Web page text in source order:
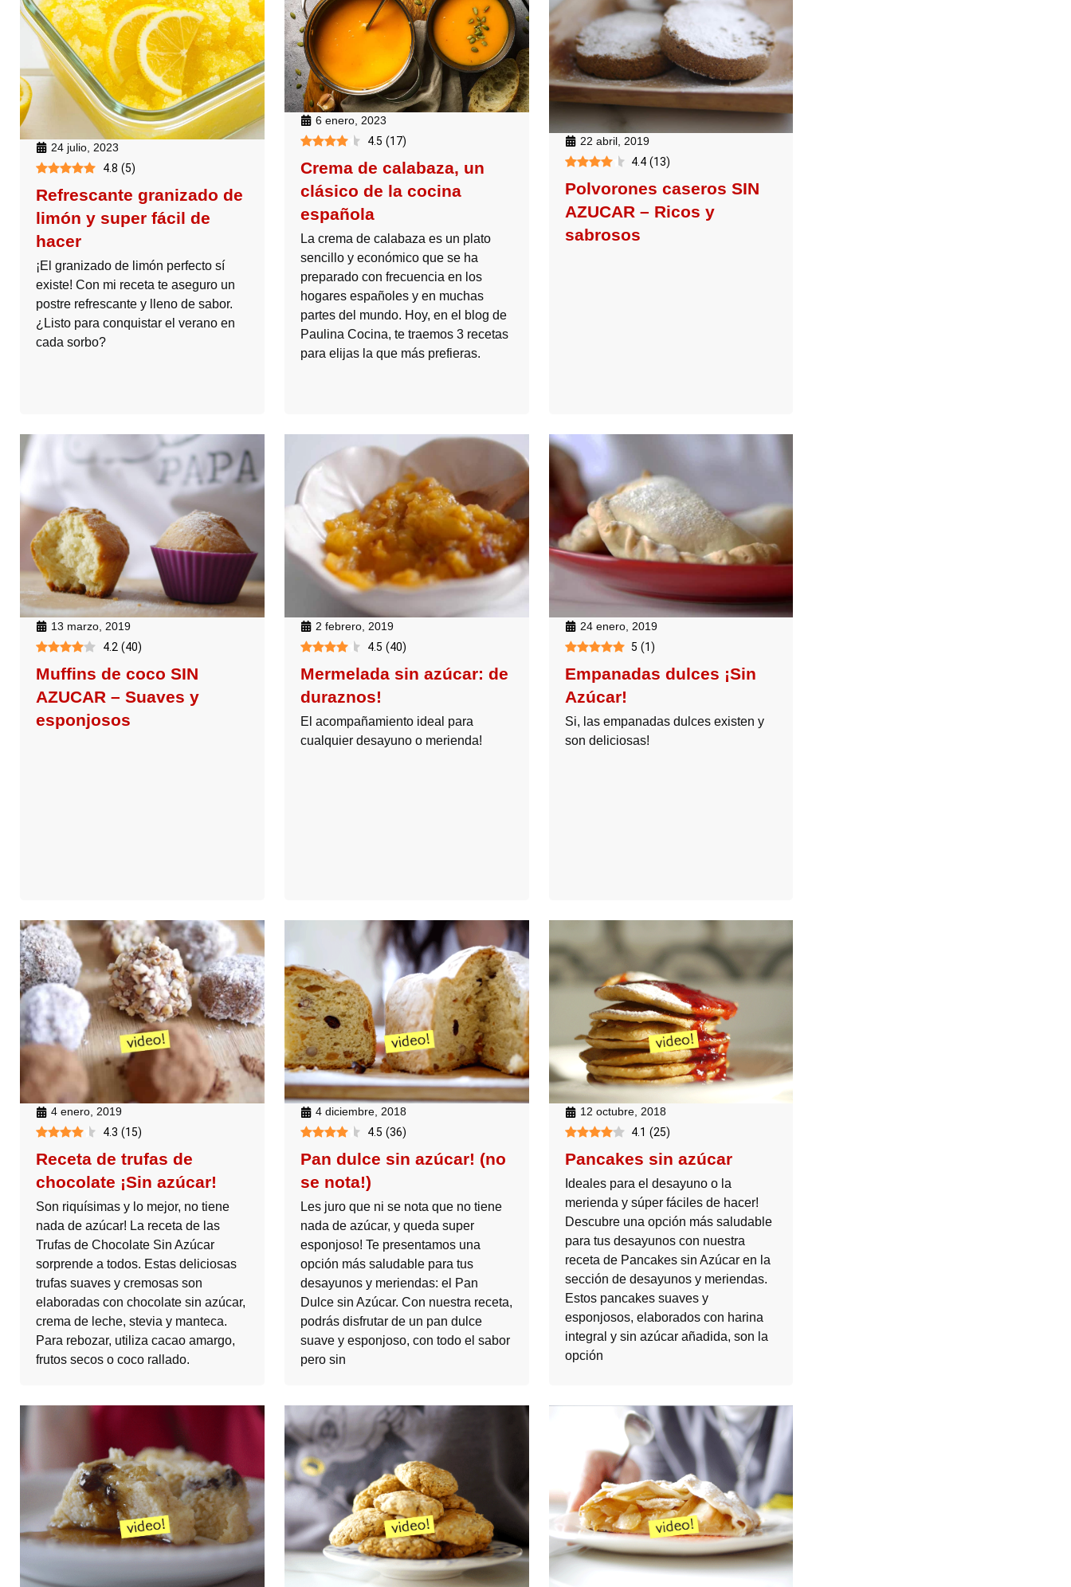
24 julio, 2023
4.8 (5)
Refrescante granizado de
limón y super fácil de
hacer
¡El granizado de limón perfecto sí
existe! Con mi receta te aseguro un
postre refrescante y lleno de sabor.
¿Listo para conquistar el verano en
cada sorbo?
6 enero, 2023
4.5 (17)
Crema de calabaza, un
clásico de la cocina
española
La crema de calabaza es un plato
sencillo y económico que se ha
preparado con frecuencia en los
hogares españoles y en muchas
partes del mundo. Hoy, en el blog de
Paulina Cocina, te traemos 3 recetas
para elijas la que más prefieras.
22 abril, 2019
4.4 (13)
Polvorones caseros SIN
AZUCAR – Ricos y
sabrosos
13 marzo, 2019
4.2 (40)
Muffins de coco SIN
AZUCAR – Suaves y
esponjosos
2 febrero, 2019
4.5 (40)
Mermelada sin azúcar: de
duraznos!
El acompañamiento ideal para
cualquier desayuno o merienda!
24 enero, 2019
5 (1)
Empanadas dulces ¡Sin
Azúcar!
Si, las empanadas dulces existen y
son deliciosas!
4 enero, 2019
4.3 (15)
Receta de trufas de
chocolate ¡Sin azúcar!
Son riquísimas y lo mejor, no tiene
nada de azúcar! La receta de las
Trufas de Chocolate Sin Azúcar
sorprende a todos. Estas deliciosas
trufas suaves y cremosas son
elaboradas con chocolate sin azúcar,
crema de leche, stevia y manteca.
Para rebozar, utiliza cacao amargo,
frutos secos o coco rallado.
4 diciembre, 2018
4.5 (36)
Pan dulce sin azúcar! (no
se nota!)
Les juro que ni se nota que no tiene
nada de azúcar, y queda super
esponjoso! Te presentamos una
opción más saludable para tus
desayunos y meriendas: el Pan
Dulce sin Azúcar. Con nuestra receta,
podrás disfrutar de un pan dulce
suave y esponjoso, con todo el sabor
pero sin
12 octubre, 2018
4.1 (25)
Pancakes sin azúcar
Ideales para el desayuno o la
merienda y súper fáciles de hacer!
Descubre una opción más saludable
para tus desayunos con nuestra
receta de Pancakes sin Azúcar en la
sección de desayunos y meriendas.
Estos pancakes suaves y
esponjosos, elaborados con harina
integral y sin azúcar añadida, son la
opción